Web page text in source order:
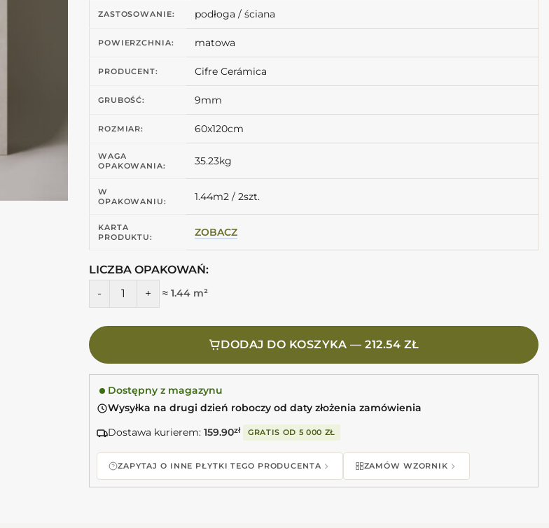
ZASTOSOWANIE: podłoga / ściana
POWIERZCHNIA: matowa
PRODUCENT: Cifre Cerámica
GRUBOŚĆ: 9mm
ROZMIAR: 60x120cm
WAGA
OPAKOWANIA:
35.23kg
W
OPAKOWANIU:
1.44m2 / 2szt.
KARTA
PRODUKTU:
ZOBACZ
LICZBA OPAKOWAŃ:
ilość CIFRE Nexus glaciar 60X120 Płytki ala beton
≈ 1.44 m²
DODAJ DO KOSZYKA — 212.54 ZŁ
Dostępny z magazynu
Wysyłka na drugi dzień roboczy od daty złożenia zamówienia
Dostawa kurierem: 159.90zł GRATIS OD 5 000 ZŁ
ZAPYTAJ O INNE PŁYTKI TEGO PRODUCENTA ZAMÓW WZORNIK